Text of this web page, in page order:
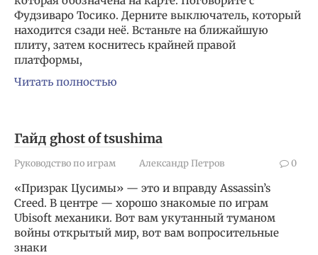
Фудзиваро Тосико. Дерните выключатель, который
находится сзади неё. Встаньте на ближайшую
плиту, затем коснитесь крайней правой
платформы,
Читать полностью
Гайд ghost of tsushima
Руководство по играм Александр Петров 0
«Призрак Цусимы» — это и вправду Assassin’s
Creed. В центре — хорошо знакомые по играм
Ubisoft механики. Вот вам укутанный туманом
войны открытый мир, вот вам вопросительные
знаки